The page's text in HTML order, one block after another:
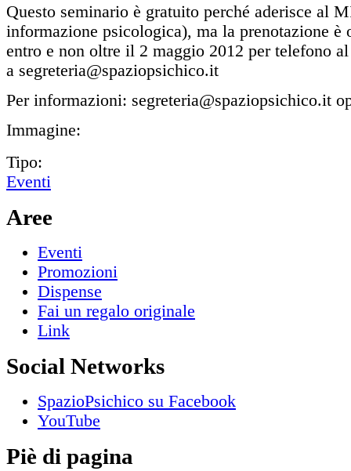
Questo seminario è gratuito perché aderisce al
informazione psicologica), ma la prenotazione è
entro e non oltre il 2 maggio 2012 per telefono
a segreteria@spaziopsichico.it
Per informazioni: segreteria@spaziopsichico.it
Immagine:
Tipo:
Eventi
Aree
Eventi
Promozioni
Dispense
Fai un regalo originale
Link
Social Networks
SpazioPsichico su Facebook
YouTube
Piè di pagina